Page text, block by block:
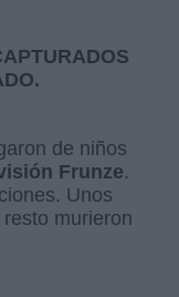
de niños
Frunze.
Unos
murieron